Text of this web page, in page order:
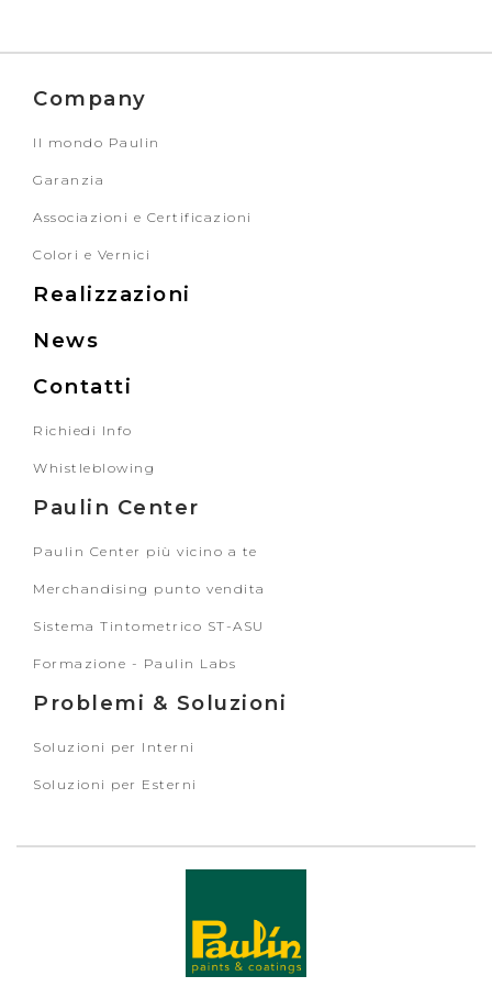
Company
Il mondo Paulin
Garanzia
Associazioni e Certificazioni
Colori e Vernici
Realizzazioni
News
Contatti
Richiedi Info
Whistleblowing
Paulin Center
Paulin Center più vicino a te
Merchandising punto vendita
Sistema Tintometrico ST-ASU
Formazione - Paulin Labs
Problemi & Soluzioni
Soluzioni per Interni
Soluzioni per Esterni